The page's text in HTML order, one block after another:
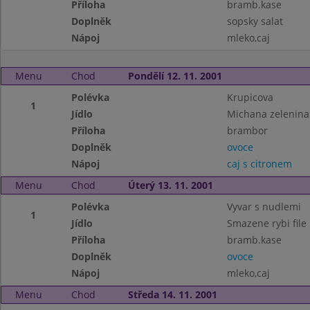
Příloha
bramb.kase
Doplněk
sopsky salat
Nápoj
mleko,caj
Menu Chod Pondělí 12. 11. 2001
1
Polévka
Krupicova
Jídlo
Michana
Příloha
brambor
Doplněk
ovoce
Nápoj
caj s citronem
Menu
Chod Úterý 13. 11. 2001
1
Polévka
Vyvar s nudlemi
Jídlo
Smazene rybi file
Příloha
bramb.kase
Doplněk
ovoce
Nápoj
mleko,caj
Menu
Chod
Středa 14. 11. 2001